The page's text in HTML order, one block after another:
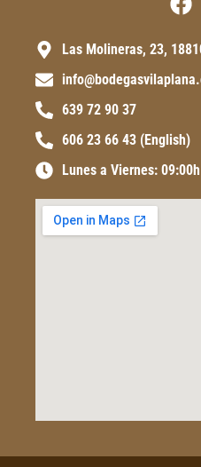
Las Molineras, 23,
639 72 90 37
606 23 66 43 (English)
Lunes a Viernes: